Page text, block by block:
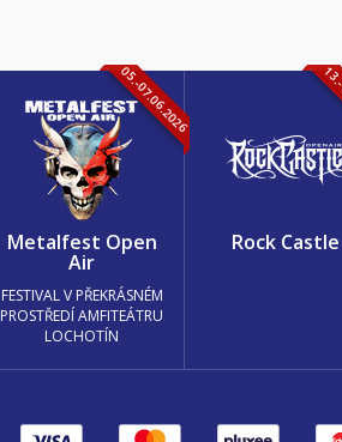
05.-07.06.2026
Metalfest Open
Air
FESTIVAL V PŘEKRÁSNÉM
PROSTŘEDÍ AMFITEÁTRU
LOCHOTÍN
Rock Castle